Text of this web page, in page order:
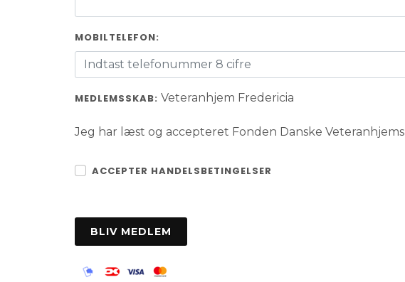
MOBILTELEFON:
MEDLEMSSKAB: Veteranhjem Fredericia
Jeg har læst og accepteret Fonden Danske Veteranhjems
ACCEPTER HANDELSBETINGELSER
BLIV MEDLEM